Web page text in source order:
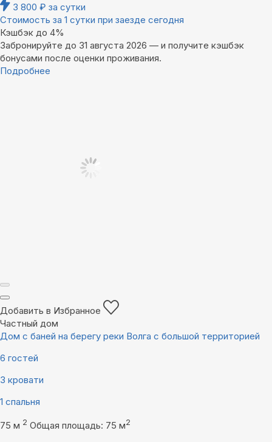
3 800 ₽ за сутки
Стоимость за 1 сутки при заезде сегодня
Кэшбэк до 4%
Забронируйте до 31 августа 2026 — и получите кэшбэк
бонусами после оценки проживания.
Подробнее
Добавить в Избранное
Частный дом
Дом с баней на берегу реки Волга с большой территорией
6 гостей
3 кровати
1 спальня
75 м 2 Общая площадь: 75 м2